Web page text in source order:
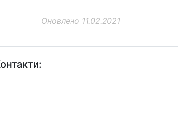
Оновлено 11.02.2021